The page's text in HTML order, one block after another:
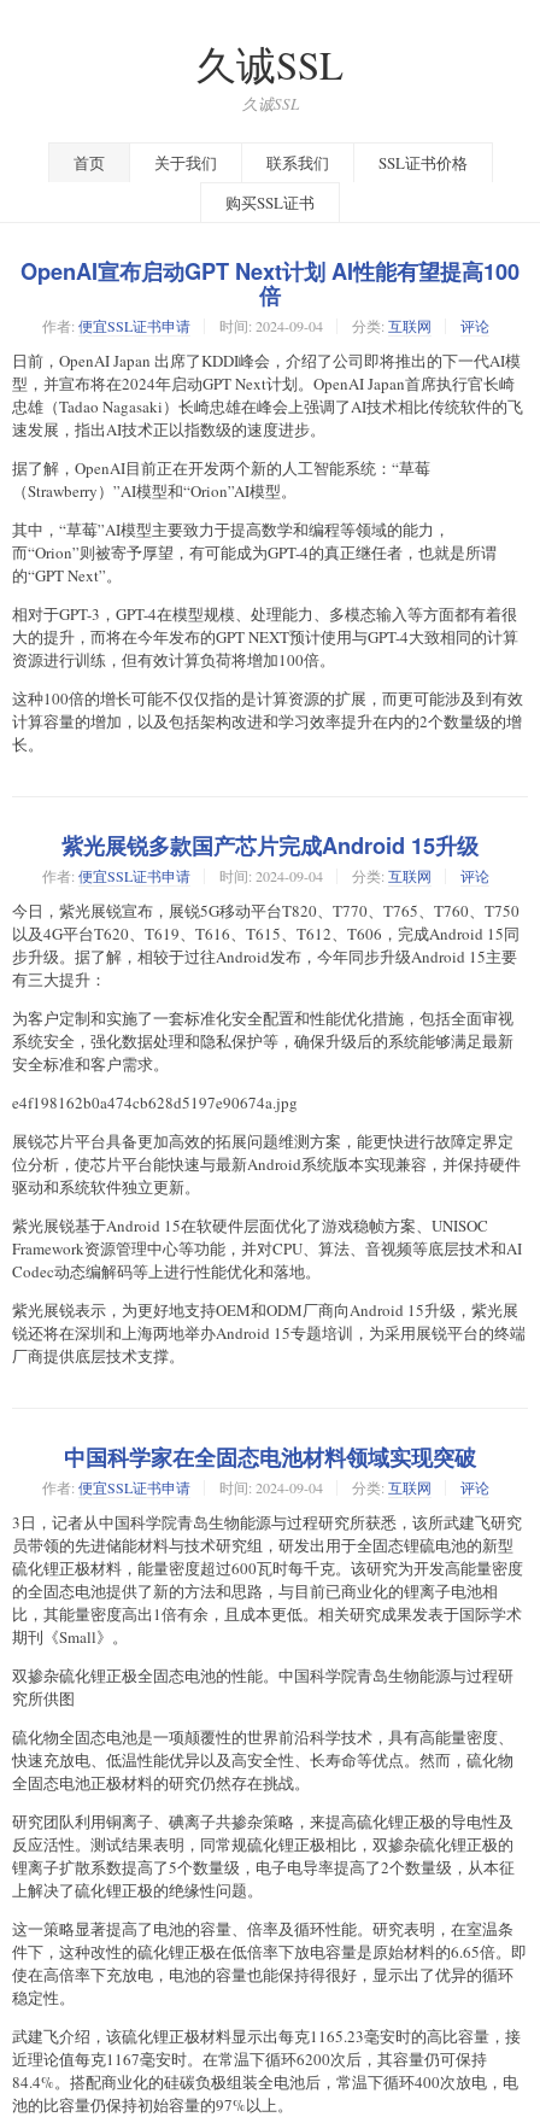
久诚SSL
久诚SSL
首页 关于我们 联系我们
SSL证书价格
购买SSL证书
OpenAI宣布启动GPT Next计划 AI性能有望提高100
倍
作者: 便宜SSL证书申请 时间: 2024-09-04 分类: 互联网 评论
日前，OpenAI Japan 出席了KDDI峰会，介绍了公司即将推出的下一代AI模
型，并宣布将在2024年启动GPT Next计划。OpenAI Japan首席执行官长崎
忠雄（Tadao Nagasaki）长崎忠雄在峰会上强调了AI技术相比传统软件的飞
速发展，指出AI技术正以指数级的速度进步。
据了解，OpenAI目前正在开发两个新的人工智能系统：“草莓
（Strawberry）”AI模型和“Orion”AI模型。
其中，“草莓”AI模型主要致力于提高数学和编程等领域的能力，
而“Orion”则被寄予厚望，有可能成为GPT-4的真正继任者，也就是所谓
的“GPT Next”。
相对于GPT-3，GPT-4在模型规模、处理能力、多模态输入等方面都有着很
大的提升，而将在今年发布的GPT NEXT预计使用与GPT-4大致相同的计算
资源进行训练，但有效计算负荷将增加100倍。
这种100倍的增长可能不仅仅指的是计算资源的扩展，而更可能涉及到有效
计算容量的增加，以及包括架构改进和学习效率提升在内的2个数量级的增
长。
紫光展锐多款国产芯片完成Android 15升级
作者: 便宜SSL证书申请 时间: 2024-09-04 分类: 互联网 评论
今日，紫光展锐宣布，展锐5G移动平台T820、T770、T765、T760、T750
以及4G平台T620、T619、T616、T615、T612、T606，完成Android 15同
步升级。据了解，相较于过往Android发布，今年同步升级Android 15主要
有三大提升：
为客户定制和实施了一套标准化安全配置和性能优化措施，包括全面审视
系统安全，强化数据处理和隐私保护等，确保升级后的系统能够满足最新
安全标准和客户需求。
e4f198162b0a474cb628d5197e90674a.jpg
展锐芯片平台具备更加高效的拓展问题维测方案，能更快进行故障定界定
位分析，使芯片平台能快速与最新Android系统版本实现兼容，并保持硬件
驱动和系统软件独立更新。
紫光展锐基于Android 15在软硬件层面优化了游戏稳帧方案、UNISOC
Framework资源管理中心等功能，并对CPU、算法、音视频等底层技术和AI
Codec动态编解码等上进行性能优化和落地。
紫光展锐表示，为更好地支持OEM和ODM厂商向Android 15升级，紫光展
锐还将在深圳和上海两地举办Android 15专题培训，为采用展锐平台的终端
厂商提供底层技术支撑。
中国科学家在全固态电池材料领域实现突破
作者: 便宜SSL证书申请 时间: 2024-09-04 分类: 互联网 评论
3日，记者从中国科学院青岛生物能源与过程研究所获悉，该所武建飞研究
员带领的先进储能材料与技术研究组，研发出用于全固态锂硫电池的新型
硫化锂正极材料，能量密度超过600瓦时每千克。该研究为开发高能量密度
的全固态电池提供了新的方法和思路，与目前已商业化的锂离子电池相
比，其能量密度高出1倍有余，且成本更低。相关研究成果发表于国际学术
期刊《Small》。
双掺杂硫化锂正极全固态电池的性能。中国科学院青岛生物能源与过程研
究所供图
硫化物全固态电池是一项颠覆性的世界前沿科学技术，具有高能量密度、
快速充放电、低温性能优异以及高安全性、长寿命等优点。然而，硫化物
全固态电池正极材料的研究仍然存在挑战。
研究团队利用铜离子、碘离子共掺杂策略，来提高硫化锂正极的导电性及
反应活性。测试结果表明，同常规硫化锂正极相比，双掺杂硫化锂正极的
锂离子扩散系数提高了5个数量级，电子电导率提高了2个数量级，从本征
上解决了硫化锂正极的绝缘性问题。
这一策略显著提高了电池的容量、倍率及循环性能。研究表明，在室温条
件下，这种改性的硫化锂正极在低倍率下放电容量是原始材料的6.65倍。即
使在高倍率下充放电，电池的容量也能保持得很好，显示出了优异的循环
稳定性。
武建飞介绍，该硫化锂正极材料显示出每克1165.23毫安时的高比容量，接
近理论值每克1167毫安时。在常温下循环6200次后，其容量仍可保持
84.4%。搭配商业化的硅碳负极组装全电池后，常温下循环400次放电，电
池的比容量仍保持初始容量的97%以上。